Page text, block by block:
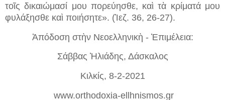
τοῖς δικαιώμασί μου πορεύησθε, καὶ τὰ κρίματά μου
φυλάξησθε καὶ ποιήσητε». (Ἰεζ. 36, 26-27).
Ἀπόδοση στὴν Νεοελληνικὴ - Ἐπιμέλεια:
Σάββας Ἠλιάδης, Δάσκαλος
Κιλκίς, 8-2-2021
www.orthodoxia-ellhnismos.gr